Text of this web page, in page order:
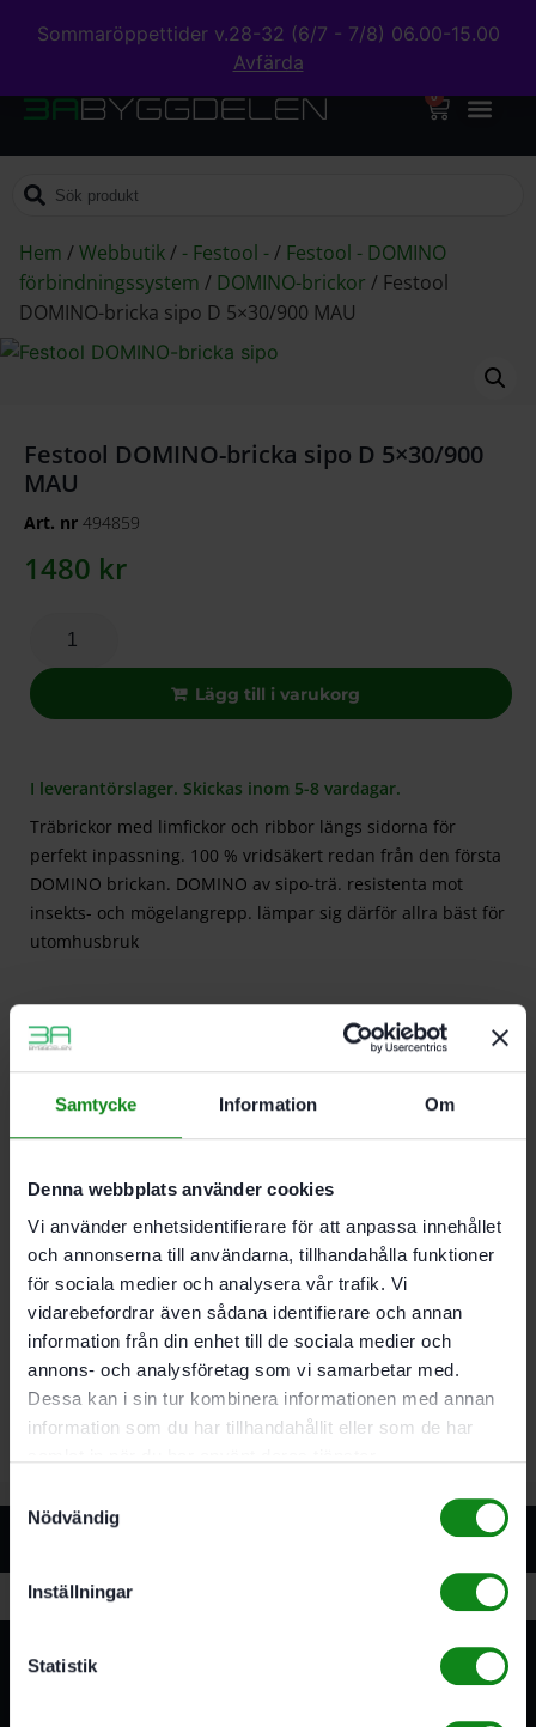
Samtycke Information Om
Denna webbplats använder cookies
Vi använder enhetsidentifierare för att anpassa innehållet
och annonserna till användarna, tillhandahålla funktioner
för sociala medier och analysera vår trafik. Vi
vidarebefordrar även sådana identifierare och annan
information från din enhet till de sociala medier och
annons- och analysföretag som vi samarbetar med.
Dessa kan i sin tur kombinera informationen med annan
information som du har tillhandahållit eller som de har
Nödvändig
Inställningar
Statistik
Sommaröppettider v.28-32 (6/7 - 7/8) 06.00-15.00
Avfärda
0
Hem /Webbutik/ - Festool -/ Festool - DOMINO
förbindningssystem / DOMINO-brickor / Festool
DOMINO-bricka sipo D 5×30/900 MAU
Festool DOMINO-bricka sipo D 5×30/900
MAU
Art. nr 494859
1480 kr
Lägg till i varukorg
I leverantörslager. Skickas inom 5-8 vardagar.
Träbrickor med limfickor och ribbor längs sidorna för
perfekt inpassning. 100 % vridsäkert redan från den första
DOMINO brickan. DOMINO av sipo-trä. resistenta mot
insekts- och mögelangrepp. lämpar sig därför allra bäst för
utomhusbruk
Beskrivning Recensioner (0)
Egenskaper
Träbrickor med limfickor och ribbor längs
100 % vridsäkert redan från den första DOMINO
brickan
DOMINO av sipo-trä. resistenta mot insekts- och
mögelangrepp. lämpar sig därför allra bäst för
utomhusbruk
För DF 500
Material: sipo
Av mahogny
Väderbeständig